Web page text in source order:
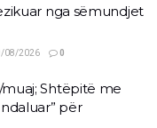
nga sëmundjet
08/2026 0
Shtëpitë me
për